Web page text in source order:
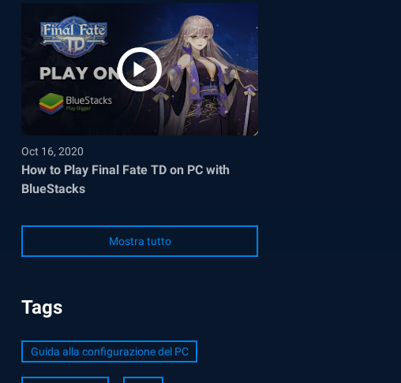
Oct 16, 2020
How to Play Final Fate TD on PC with
BlueStacks
Mostra tutto
Tags
Guida alla configurazione del PC